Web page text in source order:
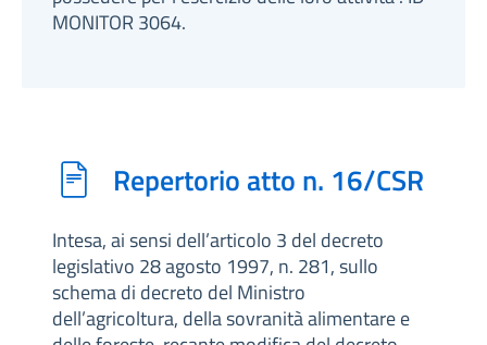
MONITOR 3064.
Repertorio atto n. 16/CSR
Intesa, ai sensi dell’articolo 3 del decreto
legislativo 28 agosto 1997, n. 281, sullo
schema di decreto del Ministro
dell’agricoltura, della sovranità alimentare e